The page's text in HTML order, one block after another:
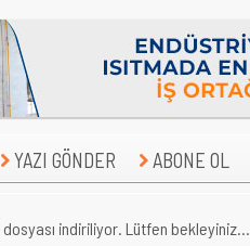
YAZI GÖNDER ABONE OL
dosyası indiriliyor. Lütfen bekleyiniz...